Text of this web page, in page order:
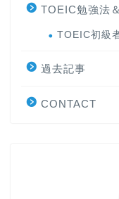
TOEIC勉強法
TOEIC初級
過去記事
CONTACT